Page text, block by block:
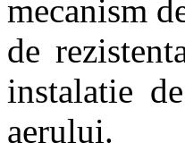
mecanism
de
instalatie
aerului.